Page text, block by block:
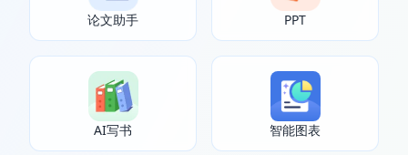
论文助手 PPT
AI写书 智能图表